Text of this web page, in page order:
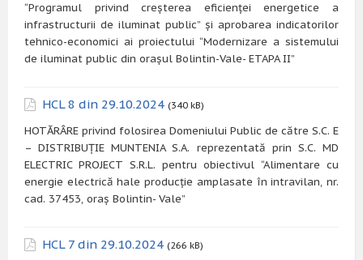
“Programul privind creșterea eficienței energetice a
infrastructurii de iluminat public” și aprobarea indicatorilor
tehnico-economici ai proiectului “Modernizare a sistemului
de iluminat public din orașul Bolintin-Vale- ETAPA II”
HCL 8 din 29.10.2024 (340 kB)
HOTĂRÂRE privind folosirea Domeniului Public de către S.C. E
– DISTRIBUȚIE MUNTENIA S.A. reprezentată prin S.C. MD
ELECTRIC PROJECT S.R.L. pentru obiectivul “Alimentare cu
energie electrică hale producție amplasate în intravilan, nr.
cad. 37453, oraș Bolintin- Vale”
HCL 7 din 29.10.2024 (266 kB)